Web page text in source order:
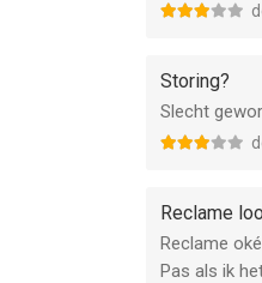
Storing?
Slecht
Reclame
Reclame
Pas als ik